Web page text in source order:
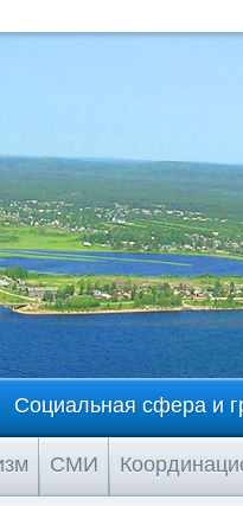
Социальная сфера и
СМИ